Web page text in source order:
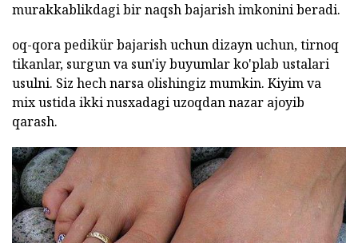
murakkablikdagi bir naqsh bajarish imkonini beradi.
oq-qora pedikür bajarish uchun dizayn uchun, tirnoq
tikanlar, surgun va sun'iy buyumlar ko'plab ustalari
usulni. Siz hech narsa olishingiz mumkin. Kiyim va
mix ustida ikki nusxadagi uzoqdan nazar ajoyib
qarash.